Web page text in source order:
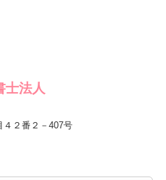
士法人
２番２－407号